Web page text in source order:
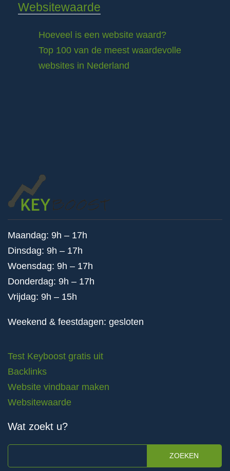
Websitewaarde
Hoeveel is een website waard?
Top 100 van de meest waardevolle
websites in Nederland
Maandag: 9h – 17h
Dinsdag: 9h – 17h
Woensdag: 9h – 17h
Donderdag: 9h – 17h
Vrijdag: 9h – 15h
Weekend & feestdagen: gesloten
Test Keyboost gratis uit
Backlinks
Website vindbaar maken
Websitewaarde
Wat zoekt u?
ZOEKEN